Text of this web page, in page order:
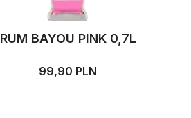
RUM BAYOU PINK 0,7L
99,90 PLN